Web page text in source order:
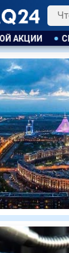
ДОРОЖЕ.